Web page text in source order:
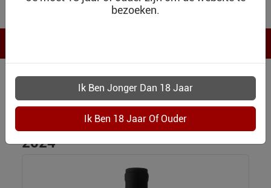
WIJN BLOG
WIJN OUTLET
PERSOONLIJK-
WIJN-
KADOBON
bezoeken.
4759 DOMAINE LA CHAPINIERE SAUVIGNON 2024
Domaine la Chapinière Sauvignon
2024